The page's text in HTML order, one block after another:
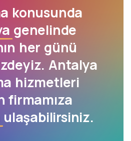
konusunda
genelinde
her günü
Antalya
hizmetleri
firmamıza
ulaşabilirsiniz.